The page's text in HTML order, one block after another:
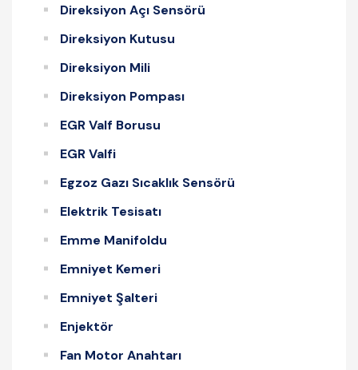
Direksiyon Açı Sensörü
Direksiyon Kutusu
Direksiyon Mili
Direksiyon Pompası
EGR Valf Borusu
EGR Valfi
Egzoz Gazı Sıcaklık Sensörü
Elektrik Tesisatı
Emme Manifoldu
Emniyet Kemeri
Emniyet Şalteri
Enjektör
Fan Motor Anahtarı